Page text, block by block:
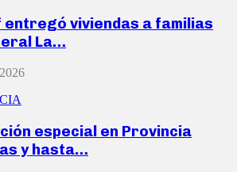
entregó viviendas a familias
La…
especial en Provincia
y hasta…